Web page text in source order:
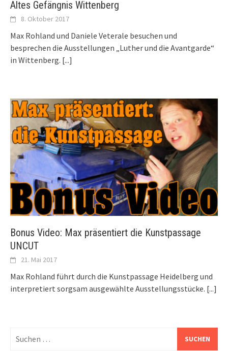
Altes Gefängnis Wittenberg
8. Oktober 2017
Max Rohland und Daniele Veterale besuchen und
besprechen die Ausstellungen „Luther und die Avantgarde“
in Wittenberg. [...]
Bonus Video: Max präsentiert die Kunstpassage
UNCUT
21. Mai 2017
Max Rohland führt durch die Kunstpassage Heidelberg und
interpretiert sorgsam ausgewählte Ausstellungsstücke. [...]
nach: